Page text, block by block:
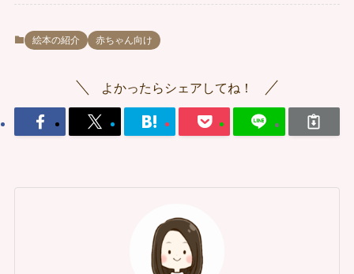
絵本の紹介 赤ちゃん向け
よかったらシェアしてね！